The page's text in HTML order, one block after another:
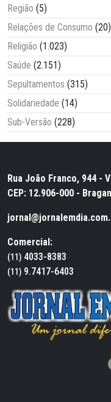
Região (5)
Relações de Consumo (20)
Religião (1.023)
Saúde (2.151)
Sepultamentos (315)
Solidariedade (14)
Sub-Versão (228)
Rua João Franco, 944 -
CEP: 12.906-000 -
Comercial:
(11) 4033-8383
(11) 9.7417-6403